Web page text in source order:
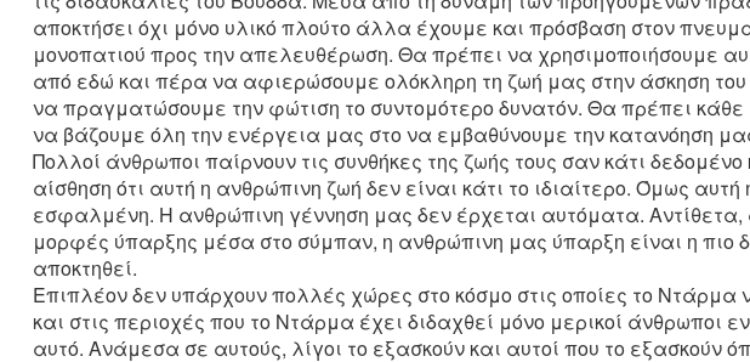
αποκτήσει όχι μόνο υλικό πλούτο άλλα έχουμε και πρόσβαση στον
μονοπατιού προς την απελευθέρωση. Θα πρέπει να χρησιμοποιήσουμε
από εδώ και πέρα να αφιερώσουμε ολόκληρη τη ζωή μας στην άσκηση
να πραγματώσουμε την φώτιση το συντομότερο δυνατόν. Θα πρέπει
να βάζουμε όλη την ενέργεια μας στο να εμβαθύνουμε την κατανόηση
Πολλοί άνθρωποι παίρνουν τις συνθήκες της ζωής τους σαν κάτι δεδομένο
αίσθηση ότι αυτή η ανθρώπινη ζωή δεν είναι κάτι το ιδιαίτερο. Όμως
εσφαλμένη. Η ανθρώπινη γέννηση μας δεν έρχεται αυτόματα. Αντίθετα,
μορφές ύπαρξης μέσα στο σύμπαν, η ανθρώπινη μας ύπαρξη είναι η πιο
αποκτηθεί.
Επιπλέον δεν υπάρχουν πολλές χώρες στο κόσμο στις οποίες το Ντάρμα
και στις περιοχές που το Ντάρμα έχει διδαχθεί μόνο μερικοί άνθρωποι
αυτό. Ανάμεσα σε αυτούς, λίγοι το εξασκούν και αυτοί που το εξασκούν
Τσόγκυαμ Τρούνγκπα Ρίνποτσε
χωρίς σκοπό
και να προέρχεται ένας
η στάση του ή της· είναι πολύ
Για να λάβει μετάδοση, ένας μαθητής
να είναι ταπεινός και ανοιχτός, αλλά
Δίδαξα μια διδασκαλία σαν ένα όνειρο,
για να φτάσουν στη Φώτιση που είναι σαν
όνειρο ”.
Βούδδας
Από τον άναρχο χρόνο δεν υπάρχουν
συνήθειες στον απόλυτο φυσικό νου.
next
the
long
Part
Part
Part
be
a
im
The
by
The
for
The
η
τα
The Lion's Roar - His Holiness The 16th Gyalwang Karmapa Rangjung Rigpe Dorje - Part 4
The